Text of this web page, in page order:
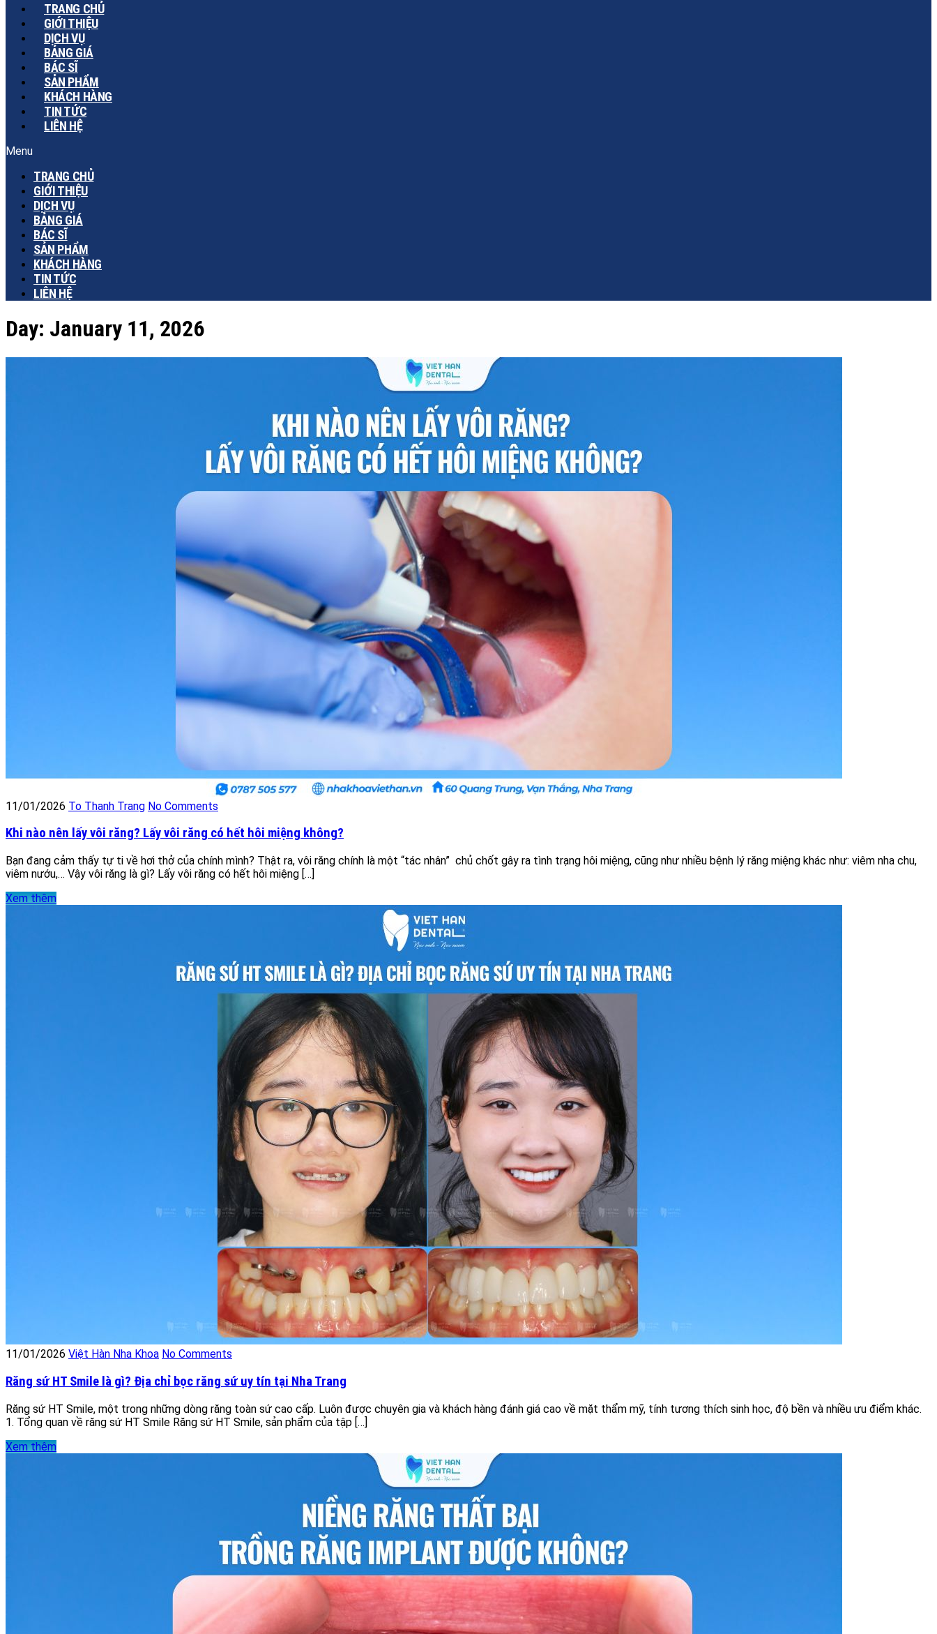
TRANG CHỦ
GIỚI THIỆU
DỊCH VỤ
BẢNG GIÁ
BÁC SĨ
SẢN PHẨM
KHÁCH HÀNG
TIN TỨC
LIÊN HỆ
Menu
TRANG CHỦ
GIỚI THIỆU
DỊCH VỤ
BẢNG GIÁ
BÁC SĨ
SẢN PHẨM
KHÁCH HÀNG
TIN TỨC
LIÊN HỆ
Day: January 11, 2026
11/01/2026 To Thanh Trang No Comments
Khi nào nên lấy vôi răng? Lấy vôi răng có hết hôi miệng không?
Bạn đang cảm thấy tự ti về hơi thở của chính mình? Thật ra, vôi răng chính là một “tác nhân” chủ chốt gây ra tình trạng hôi miệng, cũng như nhiều bệnh lý răng miệng khác như: viêm nha chu,
viêm nướu,… Vậy vôi răng là gì? Lấy vôi răng có hết hôi miệng […]
Xem thêm
11/01/2026 Việt Hàn Nha Khoa No Comments
Răng sứ HT Smile là gì? Địa chỉ bọc răng sứ uy tín tại Nha Trang
Răng sứ HT Smile, một trong những dòng răng toàn sứ cao cấp. Luôn được chuyên gia và khách hàng đánh giá cao về mặt thẩm mỹ, tính tương thích sinh học, độ bền và nhiều ưu điểm khác.
1. Tổng quan về răng sứ HT Smile Răng sứ HT Smile, sản phẩm của tập […]
Xem thêm